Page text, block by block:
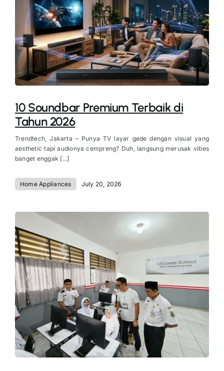
10 Soundbar Premium Terbaik di
Tahun 2026
Trendtech, Jakarta – Punya TV layar gede dengan visual yang
aesthetic tapi audionya cempreng? Duh, langsung merusak vibes
banget enggak [...]
Home Appliances July 20, 2026